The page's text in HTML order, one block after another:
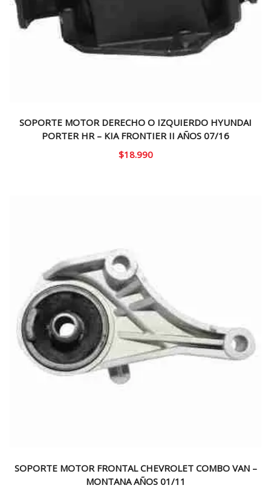
SOPORTE MOTOR DERECHO O IZQUIERDO HYUNDAI
PORTER HR – KIA FRONTIER II AÑOS 07/16
$18.990
SOPORTE MOTOR FRONTAL CHEVROLET COMBO VAN –
MONTANA AÑOS 01/11